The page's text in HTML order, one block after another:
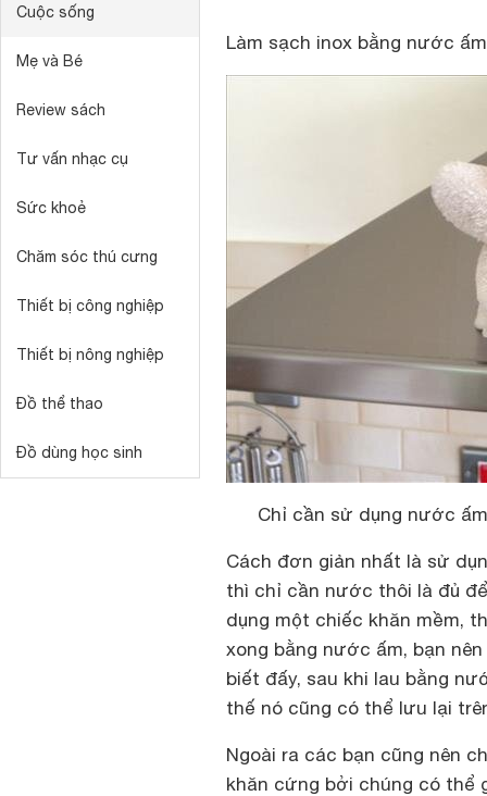
Cuộc sống
Mẹ và Bé
Review sách
Tư vấn nhạc cụ
Sức khoẻ
Chăm sóc thú cưng
Thiết bị công nghiệp
Thiết bị nông nghiệp
Đồ thể thao
Đồ dùng học sinh
Làm sạch inox bằng nước ấm
Chỉ cần sử dụng nước
Cách đơn giản nhất là sử
thì chỉ cần nước thôi là đủ
dụng một chiếc khăn mềm,
xong bằng nước ấm, bạn
biết đấy, sau khi lau bằng
thế nó cũng có thể lưu lại
Ngoài ra các bạn cũng nên
khăn cứng bởi chúng có thể